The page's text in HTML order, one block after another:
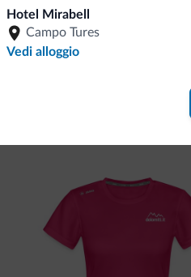
Hotel Mirabell
Campo Tures
Vedi alloggio
nuova collezione
collezione firmata Dolomiti.it!